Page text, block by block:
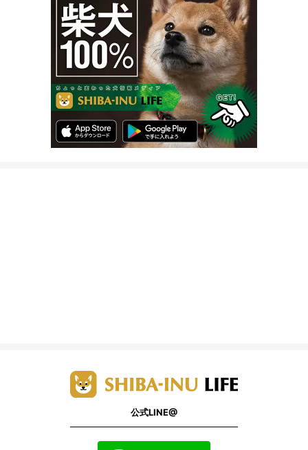
公式LINE@